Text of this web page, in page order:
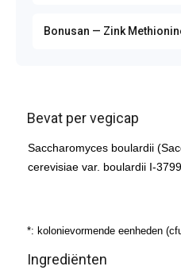
Bonusan — Zink
Bevat per vegicap
Saccharomyces boulardii
cerevisiae var. boulardii I-
*: kolonievormende eenheden
Ingrediënten